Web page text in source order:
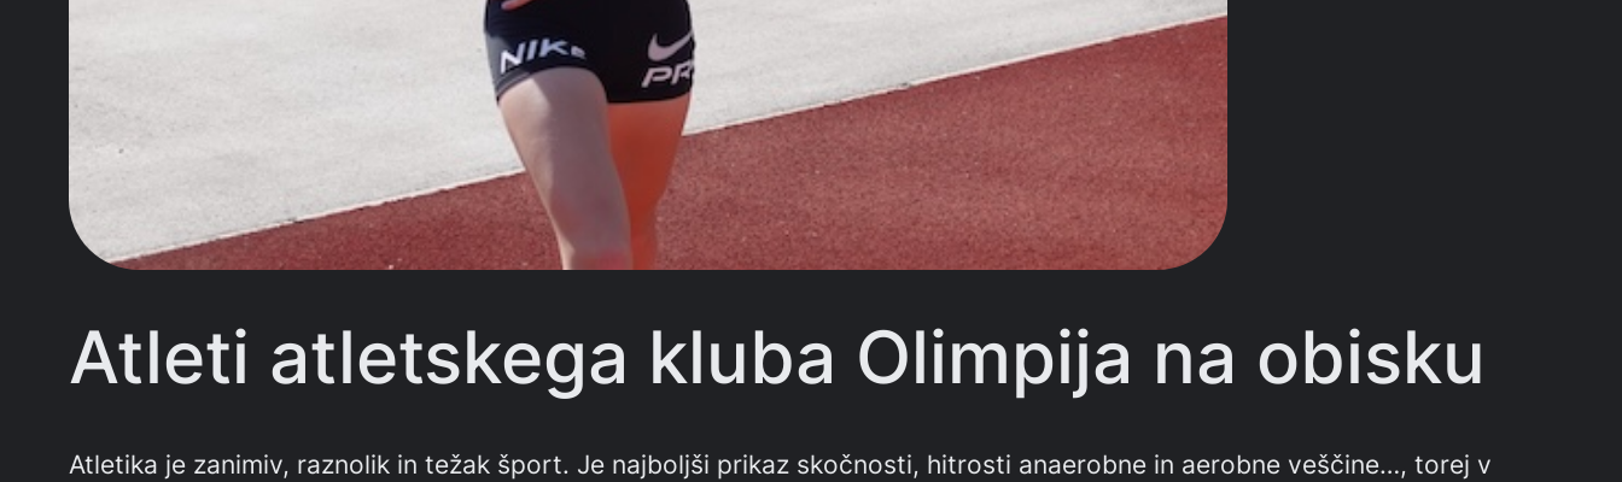
Atleti atletskega kluba Olimpija na obisku
Atletika je zanimiv, raznolik in težak šport. Je najboljši prikaz skočnosti, hitrosti anaerobne in aerobne veščine…, torej v